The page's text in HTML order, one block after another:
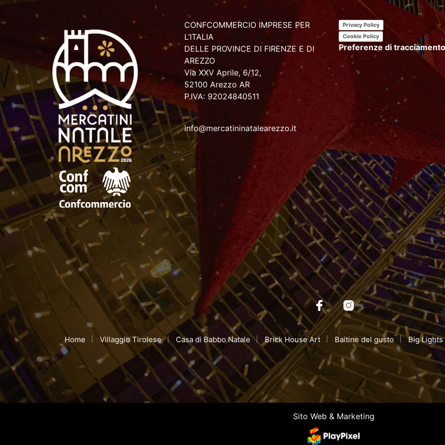
CONFCOMMERCIO IMPRESE PER
L’ITALIA
DELLE PROVINCE DI FIRENZE E DI
AREZZO
Via XXV Aprile, 6/12,
52100 Arezzo AR
P.IVA: 92024840511
info@mercatininatalearezzo.it
Privacy Policy
Cookie Policy
Preferenze di tracciamento
Home Villaggio Tirolese Casa di Babbo Natale Brick House Art Baitine del gusto Big Lights
Sito Web & Marketing